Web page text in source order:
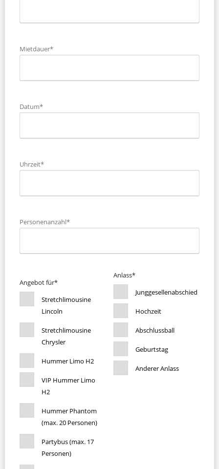
Mietdauer*
Datum*
Uhrzeit*
Personenanzahl*
Angebot für*
Stretchlimousine
Lincoln
Stretchlimousine
Chrysler
Hummer Limo H2
VIP Hummer Limo
H2
Hummer Phantom
(max. 20 Personen)
Partybus (max. 17
Personen)
Anlass*
Junggesellenabschied
Hochzeit
Abschlussball
Geburtstag
Anderer Anlass